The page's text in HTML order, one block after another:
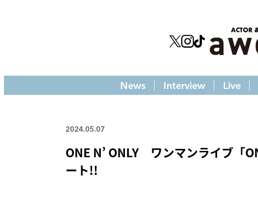
News Interview Live
2024.05.07
ONE N’ ONLY ワンマンライブ「
ート!!